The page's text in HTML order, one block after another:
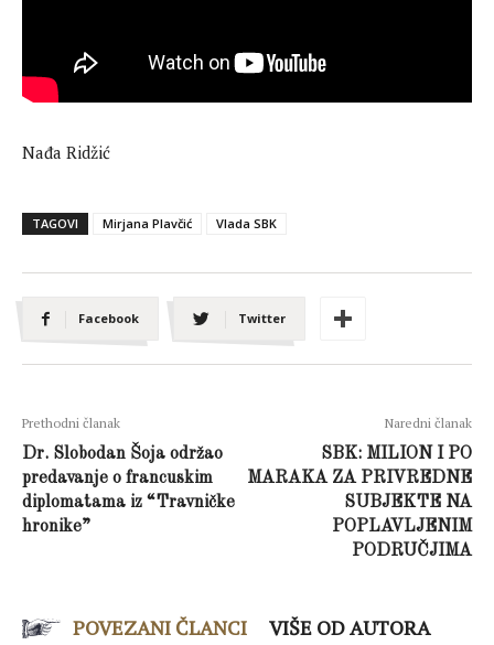
Nađa Ridžić
TAGOVI Mirjana Plavčić Vlada SBK
Facebook Twitter
Prethodni članak
Dr. Slobodan Šoja održao
predavanje o francuskim
diplomatama iz “Travničke
hronike”
Naredni članak
SBK: MILION I PO
MARAKA ZA PRIVREDNE
SUBJEKTE NA
POPLAVLJENIM
PODRUČJIMA
POVEZANI ČLANCI VIŠE OD AUTORA